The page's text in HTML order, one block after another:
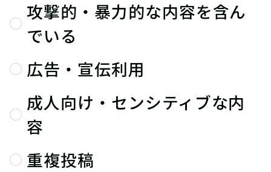
攻撃的・暴力的な内容を含ん
でいる
広告・宣伝利用
成人向け・センシティブな内
容
重複投稿